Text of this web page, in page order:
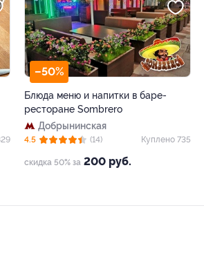
–50%
Блюда меню и напитки в баре-
ресторане Sombrero
Добрынинская
скидка 50% за 200 руб.
4.5 (14) Куплено 735